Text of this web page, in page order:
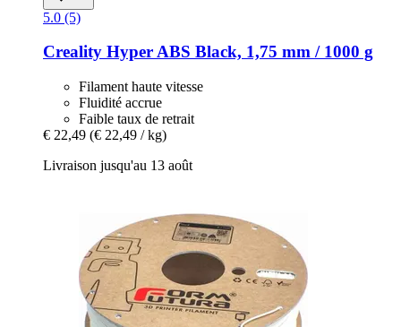
5.0 (5)
Creality Hyper ABS Black, 1,75 mm / 1000 g
Filament haute vitesse
Fluidité accrue
Faible taux de retrait
€ 22,49 (€ 22,49 / kg)
Livraison jusqu'au 13 août